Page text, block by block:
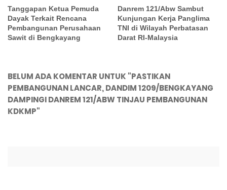
Tanggapan Ketua Pemuda
Dayak Terkait Rencana
Pembangunan Perusahaan
Sawit di Bengkayang
Danrem 121/Abw Sambut
Kunjungan Kerja Panglima
TNI di Wilayah Perbatasan
Darat RI-Malaysia
BELUM ADA KOMENTAR UNTUK "PASTIKAN
PEMBANGUNAN LANCAR, DANDIM 1209/BENGKAYANG
DAMPINGI DANREM 121/ABW TINJAU PEMBANGUNAN
KDKMP"